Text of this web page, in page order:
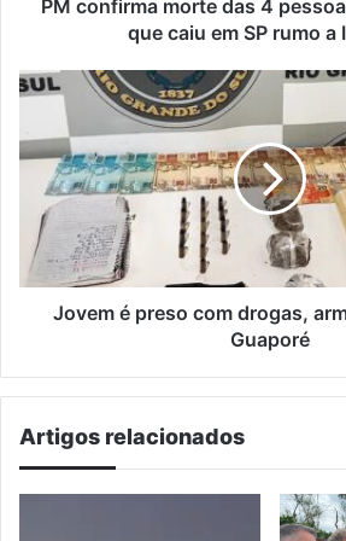
rumo
a
Ilhabela
PM confirma morte das 4
que caiu em SP rumo a
Jovem
com
drogas,
arma
dinheiro
em
GuaporéJovem é preso com drogas,
Guaporé
Artigos relacionados